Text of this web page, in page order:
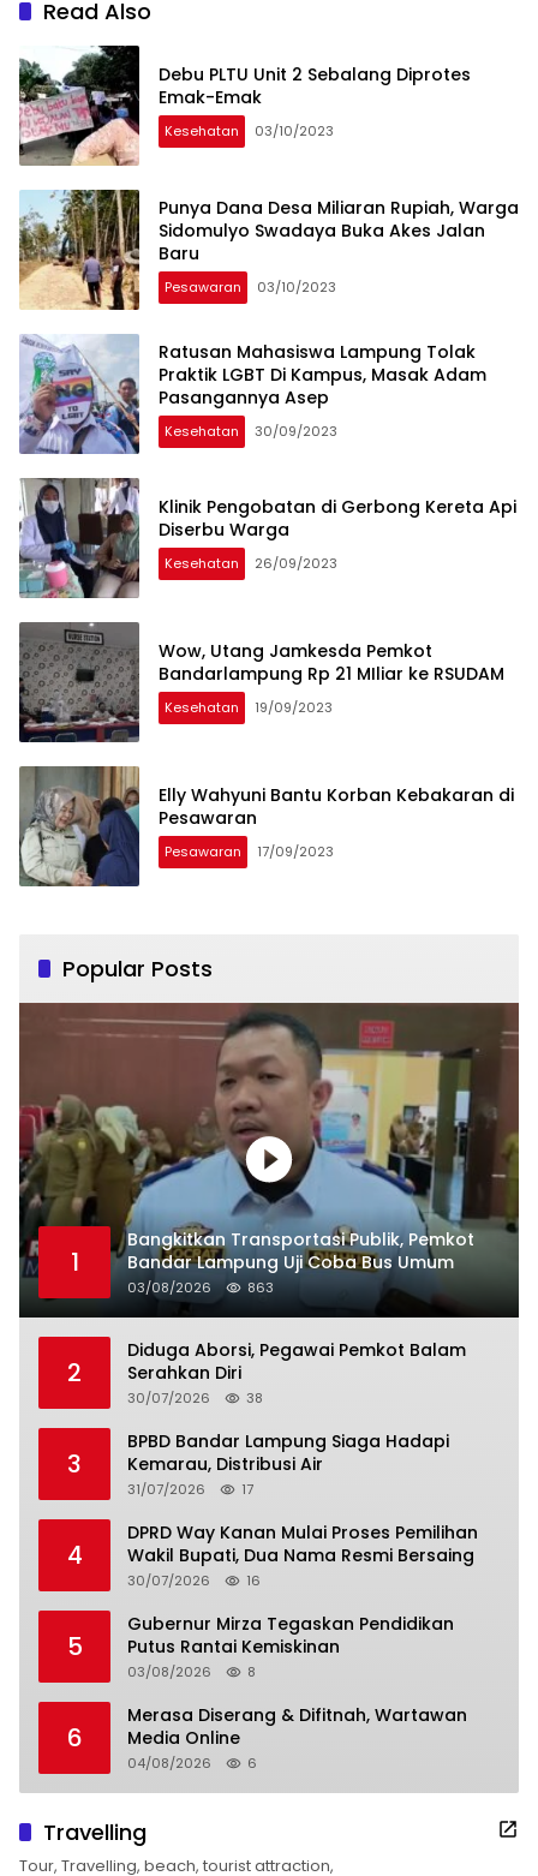
Read Also
Debu PLTU Unit 2 Sebalang Diprotes
Emak-Emak
Kesehatan 03/10/2023
Punya Dana Desa Miliaran Rupiah, Warga
Sidomulyo Swadaya Buka Akes Jalan
Baru
Pesawaran 03/10/2023
Ratusan Mahasiswa Lampung Tolak
Praktik LGBT Di Kampus, Masak Adam
Pasangannya Asep
Kesehatan 30/09/2023
Klinik Pengobatan di Gerbong Kereta Api
Diserbu Warga
Kesehatan 26/09/2023
Wow, Utang Jamkesda Pemkot
Bandarlampung Rp 21 MIliar ke RSUDAM
Kesehatan 19/09/2023
Elly Wahyuni Bantu Korban Kebakaran di
Pesawaran
Pesawaran 17/09/2023
Popular Posts
1
Bangkitkan Transportasi Publik, Pemkot
Bandar Lampung Uji Coba Bus Umum
03/08/2026 863
2
Diduga Aborsi, Pegawai Pemkot Balam
Serahkan Diri
30/07/2026 38
3
BPBD Bandar Lampung Siaga Hadapi
Kemarau, Distribusi Air
31/07/2026 17
4
DPRD Way Kanan Mulai Proses Pemilihan
Wakil Bupati, Dua Nama Resmi Bersaing
30/07/2026 16
5
Gubernur Mirza Tegaskan Pendidikan
Putus Rantai Kemiskinan
03/08/2026 8
6
Merasa Diserang & Difitnah, Wartawan
Media Online
04/08/2026 6
Travelling
Tour, Travelling, beach, tourist attraction,